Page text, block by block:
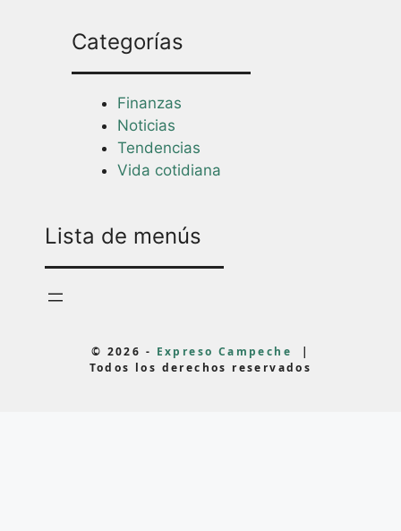
Categorías
Finanzas
Noticias
Tendencias
Vida cotidiana
Lista de menús
© 2026 - Expreso Campeche
|
Todos los derechos reservados